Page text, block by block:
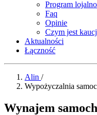
Program
Faq
Opinie
Czym jest
Aktualności
Łączność
Alin /
Wypożyczalnia
Wynajem